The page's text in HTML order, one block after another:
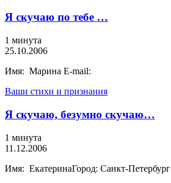
Я скучаю по тебе …
1 минута
25.10.2006
Имя: Марина E-mail:
Ваши стихи и признания
Я скучаю, безумно скучаю…
1 минута
11.12.2006
Имя: ЕкатеринаГород: Санкт-Петербург